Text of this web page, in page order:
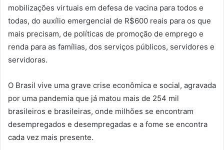
mobilizações virtuais em defesa de vacina para todos e
todas, do auxílio emergencial de R$600 reais para os que
mais precisam, de políticas de promoção de emprego e
renda para as famílias, dos serviços públicos, servidores e
servidoras.
O Brasil vive uma grave crise econômica e social, agravada
por uma pandemia que já matou mais de 254 mil
brasileiros e brasileiras, onde milhões se encontram
desempregados e desempregadas e a fome se encontra
cada vez mais presente.